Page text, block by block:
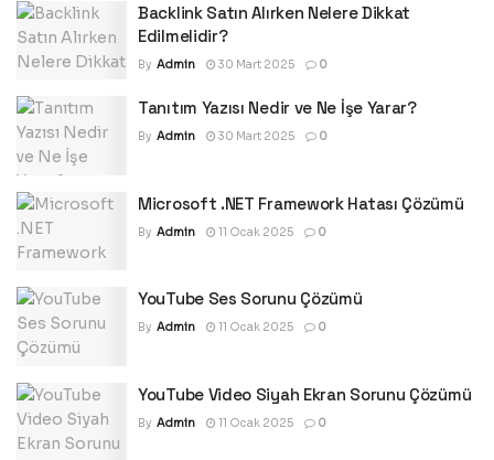
Backlink Satın Alırken Nelere Dikkat
Edilmelidir?
By Admin 30 Mart 2025 0
Tanıtım Yazısı Nedir ve Ne İşe Yarar?
By Admin 30 Mart 2025 0
Microsoft .NET Framework Hatası Çözümü
By Admin 11 Ocak 2025 0
YouTube Ses Sorunu Çözümü
By Admin 11 Ocak 2025 0
YouTube Video Siyah Ekran Sorunu Çözümü
By Admin 11 Ocak 2025 0